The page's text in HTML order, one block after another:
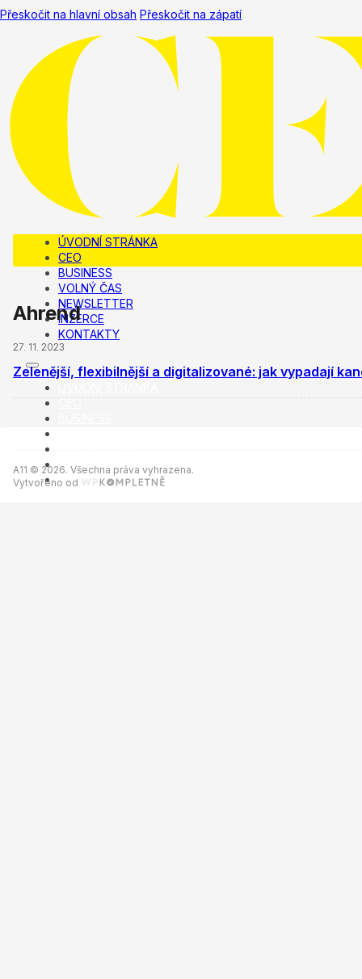
Přeskočit na hlavní obsah Přeskočit na zápatí
ÚVODNÍ STRÁNKA
CEO
BUSINESS
VOLNÝ ČAS
NEWSLETTER
INZERCE
KONTAKTY
CEO
INZERCE
KONTAKTY
Ahrend
27. 11. 2023
Zelenější, flexibilnější a digitalizované: jak vypadají
A11 © 2026. Všechna práva vyhrazena.
Vytvořeno od